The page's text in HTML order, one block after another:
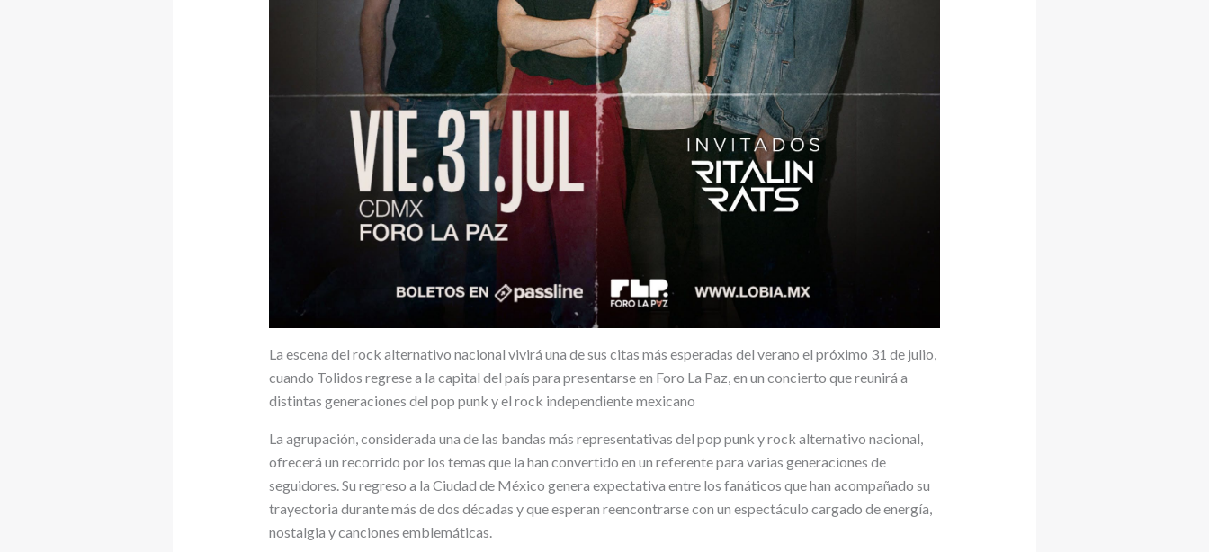
La escena del rock alternativo nacional vivirá una de sus citas más esperadas del verano el próximo 31 de julio,
cuando Tolidos regrese a la capital del país para presentarse en Foro La Paz, en un concierto que reunirá a
distintas generaciones del pop punk y el rock independiente mexicano
La agrupación, considerada una de las bandas más representativas del pop punk y rock alternativo nacional,
ofrecerá un recorrido por los temas que la han convertido en un referente para varias generaciones de
seguidores. Su regreso a la Ciudad de México genera expectativa entre los fanáticos que han acompañado su
trayectoria durante más de dos décadas y que esperan reencontrarse con un espectáculo cargado de energía,
nostalgia y canciones emblemáticas.